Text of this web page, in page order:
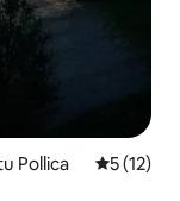
Pollica
5 (12)